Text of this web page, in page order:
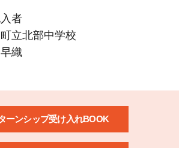
者
立北部中学校
織
ーンシップ受け入れBOOK